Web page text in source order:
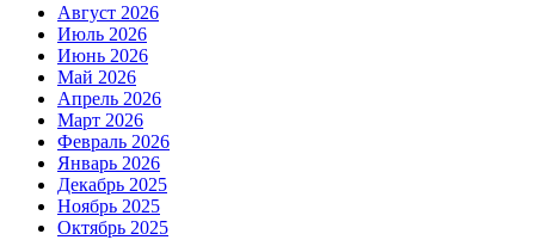
Август 2026
Июль 2026
Июнь 2026
Май 2026
Апрель 2026
Март 2026
Февраль 2026
Январь 2026
Декабрь 2025
Ноябрь 2025
Октябрь 2025